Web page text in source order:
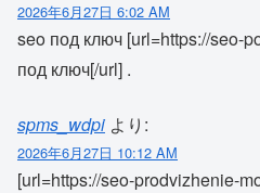
2026年6月27日 6:02 AM
seo под ключ [url=https://seo-
под ключ[/url] .
spms_wdpi より:
2026年6月27日 10:12 AM
[url=https://seo-prodvizhenie-